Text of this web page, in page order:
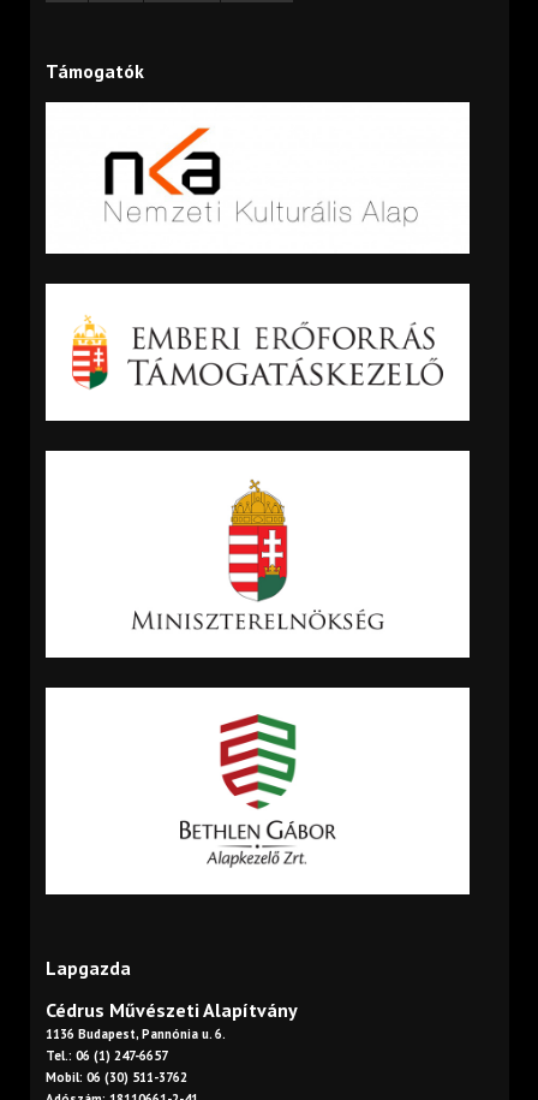
Támogatók
Lapgazda
Cédrus Művészeti Alapítvány
1136 Budapest, Pannónia u. 6.
Tel.: 06 (1) 247-6657
Mobil: 06 (30) 511-3762